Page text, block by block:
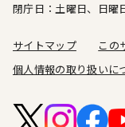
閉庁日：土曜日、日曜
サイトマップ
この
個人情報の取り扱いに